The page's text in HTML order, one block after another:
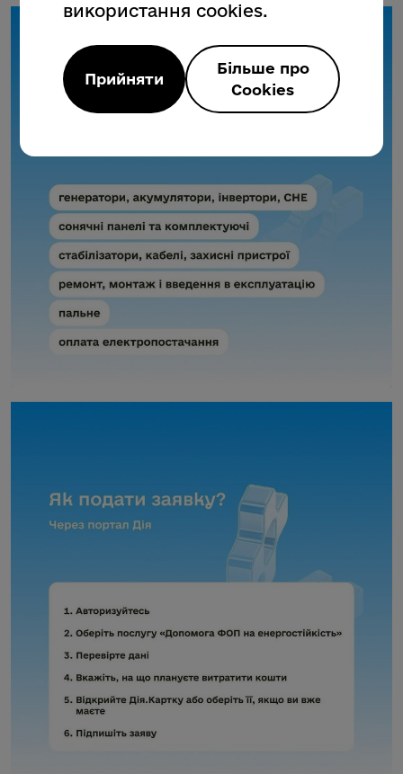
використання cookies.
Прийняти
Більше про
Cookies